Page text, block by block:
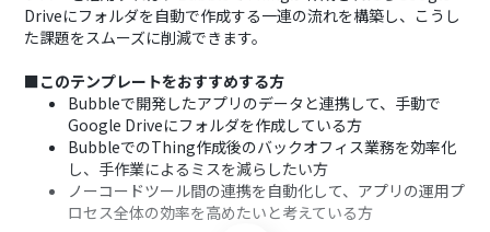
Driveにフォルダを自動で作成する一連の流れを構築し、こうし
た課題をスムーズに削減できます。
■このテンプレートをおすすめする方
Bubbleで開発したアプリのデータと連携して、手動で
Google Driveにフォルダを作成している方
BubbleでのThing作成後のバックオフィス業務を効率化
し、手作業によるミスを減らしたい方
ノーコードツール間の連携を自動化して、アプリの運用プ
ロセス全体の効率を高めたいと考えている方